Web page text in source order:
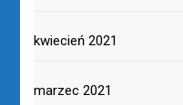
kwiecień 2021
marzec 2021